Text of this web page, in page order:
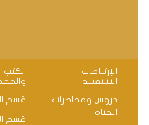
الإرتباطات
التشعبية
دروس ومحاضرات
القناة
الكتب
قسم
قسم